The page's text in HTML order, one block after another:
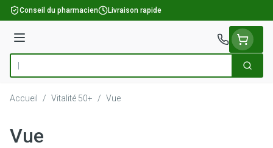
Aller au contenu
Conseil du pharmacien Livraison rapide
Menu
Rechercher
Accueil / Vitalité 50+ / Vue
Vue